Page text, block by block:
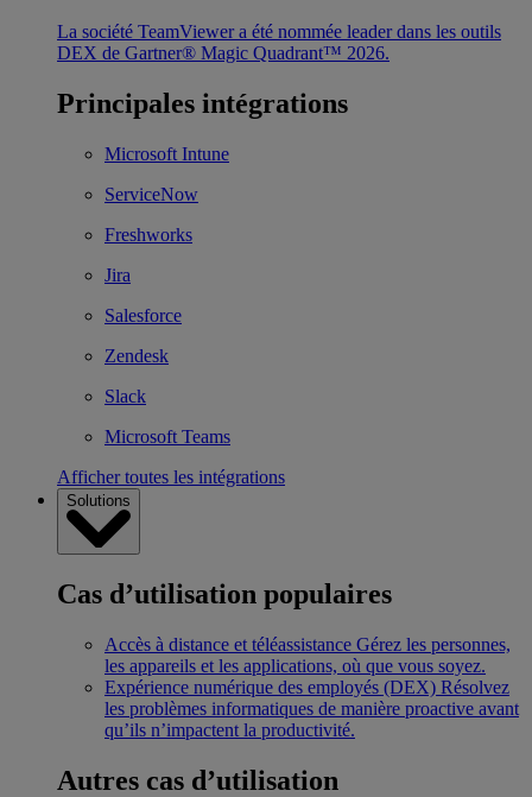
La société TeamViewer a été nommée leader dans les outils
DEX de Gartner® Magic Quadrant™ 2026.
Principales intégrations
Microsoft Intune
ServiceNow
Freshworks
Jira
Salesforce
Zendesk
Slack
Microsoft Teams
Afficher toutes les intégrations
Solutions
Cas d’utilisation populaires
Accès à distance et téléassistance Gérez les personnes,
les appareils et les applications, où que vous soyez.
Expérience numérique des employés (DEX) Résolvez
les problèmes informatiques de manière proactive avant
qu’ils n’impactent la productivité.
Autres cas d’utilisation